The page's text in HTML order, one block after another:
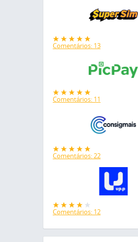
Comentários: 13
Comentários: 11
Comentários: 22
Comentários: 12